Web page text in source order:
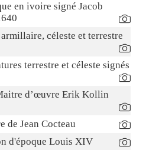
en ivoire signé Jacob
céleste et terrestre
terrestre et céleste signés
d’œuvre Erik Kollin
de Jean Cocteau
d'époque Louis XIV